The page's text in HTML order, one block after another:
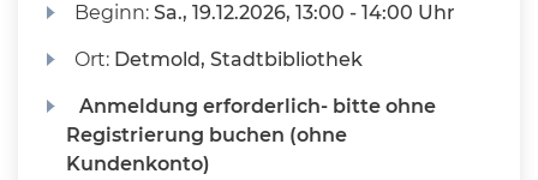
Beginn:Sa., 19.12.2026, 13:00 - 14:00 Uhr
Ort: Detmold, Stadtbibliothek
Anmeldung erforderlich- bitte ohne
Registrierung buchen (ohne
Kundenkonto)